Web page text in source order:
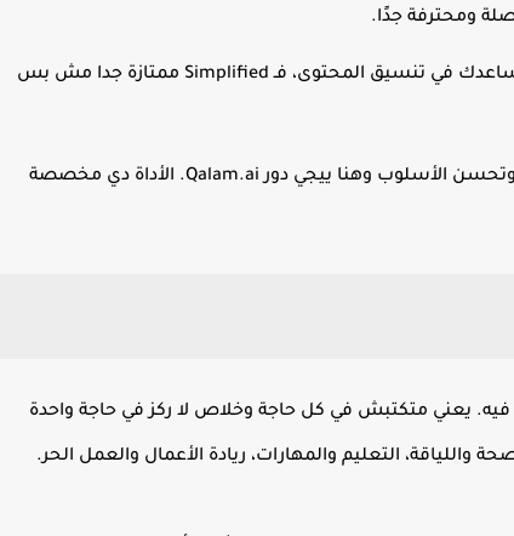
لو بتدور على أداة تدعم اللغة العربية بشكل جيد وكمان تساعدك في تنسيق المحتوى، فـ Simplified ممتازة جدا مش بس
بعد ما تخلص كتابة المحتوى باستخدام أي أداة لازم تراجع وتحسن الأسلوب وهنا ييجي دور Qalam.ai. الأداة دي مخصصة
يعني متكتبش في كل حاجة وخلاص لا ركز في حاجة واحدة
واللياقة، التعليم والمهارات، ريادة الأعمال والعمل الحر.